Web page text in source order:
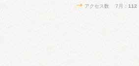
アクセス数 7月： 112